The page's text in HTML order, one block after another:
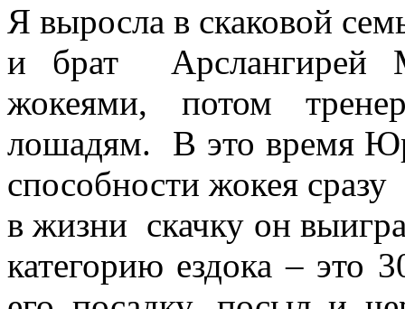
Я выросла в скаковой
и брат Арслангирей
жокеями, потом
лошадям. В это время
способности жокея
в жизни скачку он
категорию ездока –